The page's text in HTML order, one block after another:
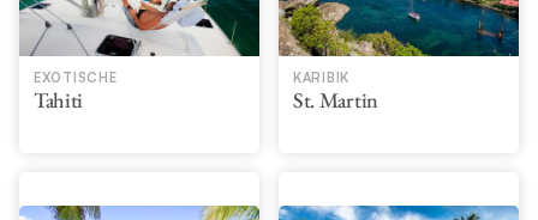
EXOTISCHE
Tahiti
KARIBIK
St. Martin